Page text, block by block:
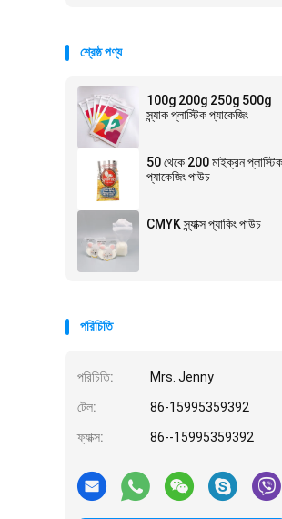
শ্রেষ্ঠ পণ্য
100g 200g 250g 500g
স্ন্যাক প্লাস্টিক প্যাকেজিং
50 থেকে 200 মাইক্রন প্লাস্টিক
প্যাকেজিং পাউচ
CMYK স্ন্যাক্স প্যাকিং পাউচ
পরিচিতি
পরিচিতি: Mrs. Jenny
টেল: 86-15995359392
ফ্যাক্স: 86--15995359392